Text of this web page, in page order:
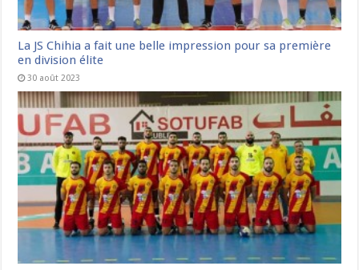
La JS Chihia a fait une belle impression pour sa première
en division élite
30 août 2023